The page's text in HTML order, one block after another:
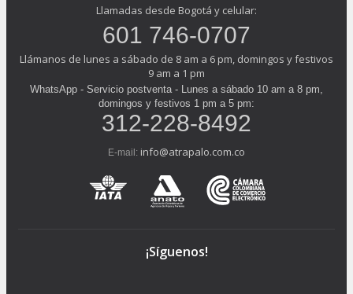
Llamadas desde Bogotá y celular:
601 746-0707
Llámanos de lunes a sábado de 8 am a 6 pm, domingos y festivos
9 am a 1 pm
WhatsApp - Servicio postventa - Lunes a sábado 10 am a 8 pm,
domingos y festivos 1 pm a 5 pm:
312-228-8492
E-mail: info@atrapalo.com.co
¡Síguenos!